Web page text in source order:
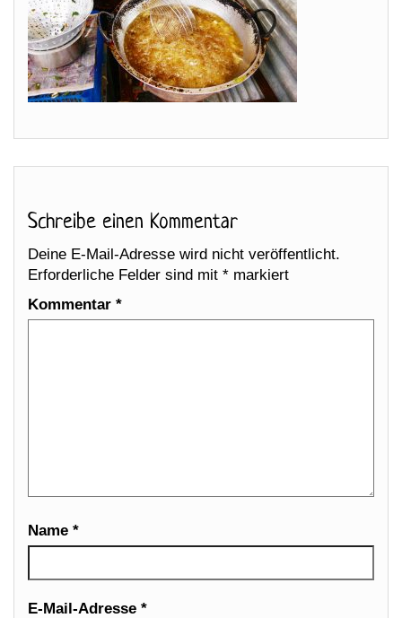
Schreibe einen Kommentar
Deine E-Mail-Adresse wird nicht veröffentlicht.
Erforderliche Felder sind mit * markiert
Kommentar *
Name *
E-Mail-Adresse *